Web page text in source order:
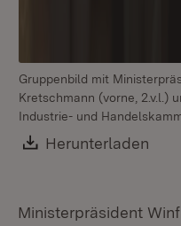
Gruppenbild mit
Kretschmann (vorne, 2.v.l.)
Industrie- und
Download:
Herunterladen
Ministerpräsident